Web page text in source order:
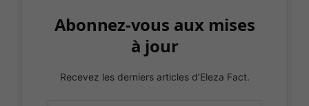
Abonnez-vous aux mises
à jour
Recevez les derniers articles d’Eleza Fact.